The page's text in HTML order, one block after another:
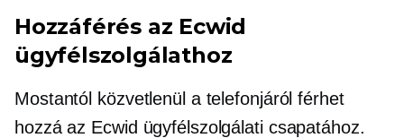
Hozzáférés az Ecwid
ügyfélszolgálathoz
Mostantól közvetlenül a telefonjáról férhet
hozzá az Ecwid ügyfélszolgálati csapatához.